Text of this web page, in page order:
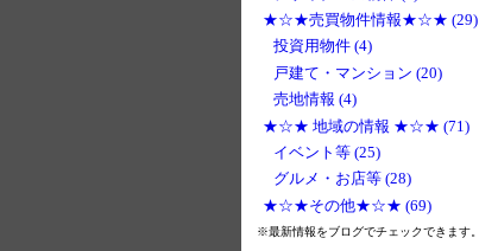
★☆★売買物件情報★☆★ (29)
投資用物件 (4)
戸建て・マンション (20)
売地情報 (4)
★☆★ 地域の情報 ★☆★ (71)
イベント等 (25)
グルメ・お店等 (28)
★☆★その他★☆★ (69)
※最新情報をブログでチェックできます。